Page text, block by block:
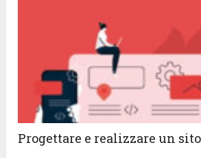
Progettare e realizzare un